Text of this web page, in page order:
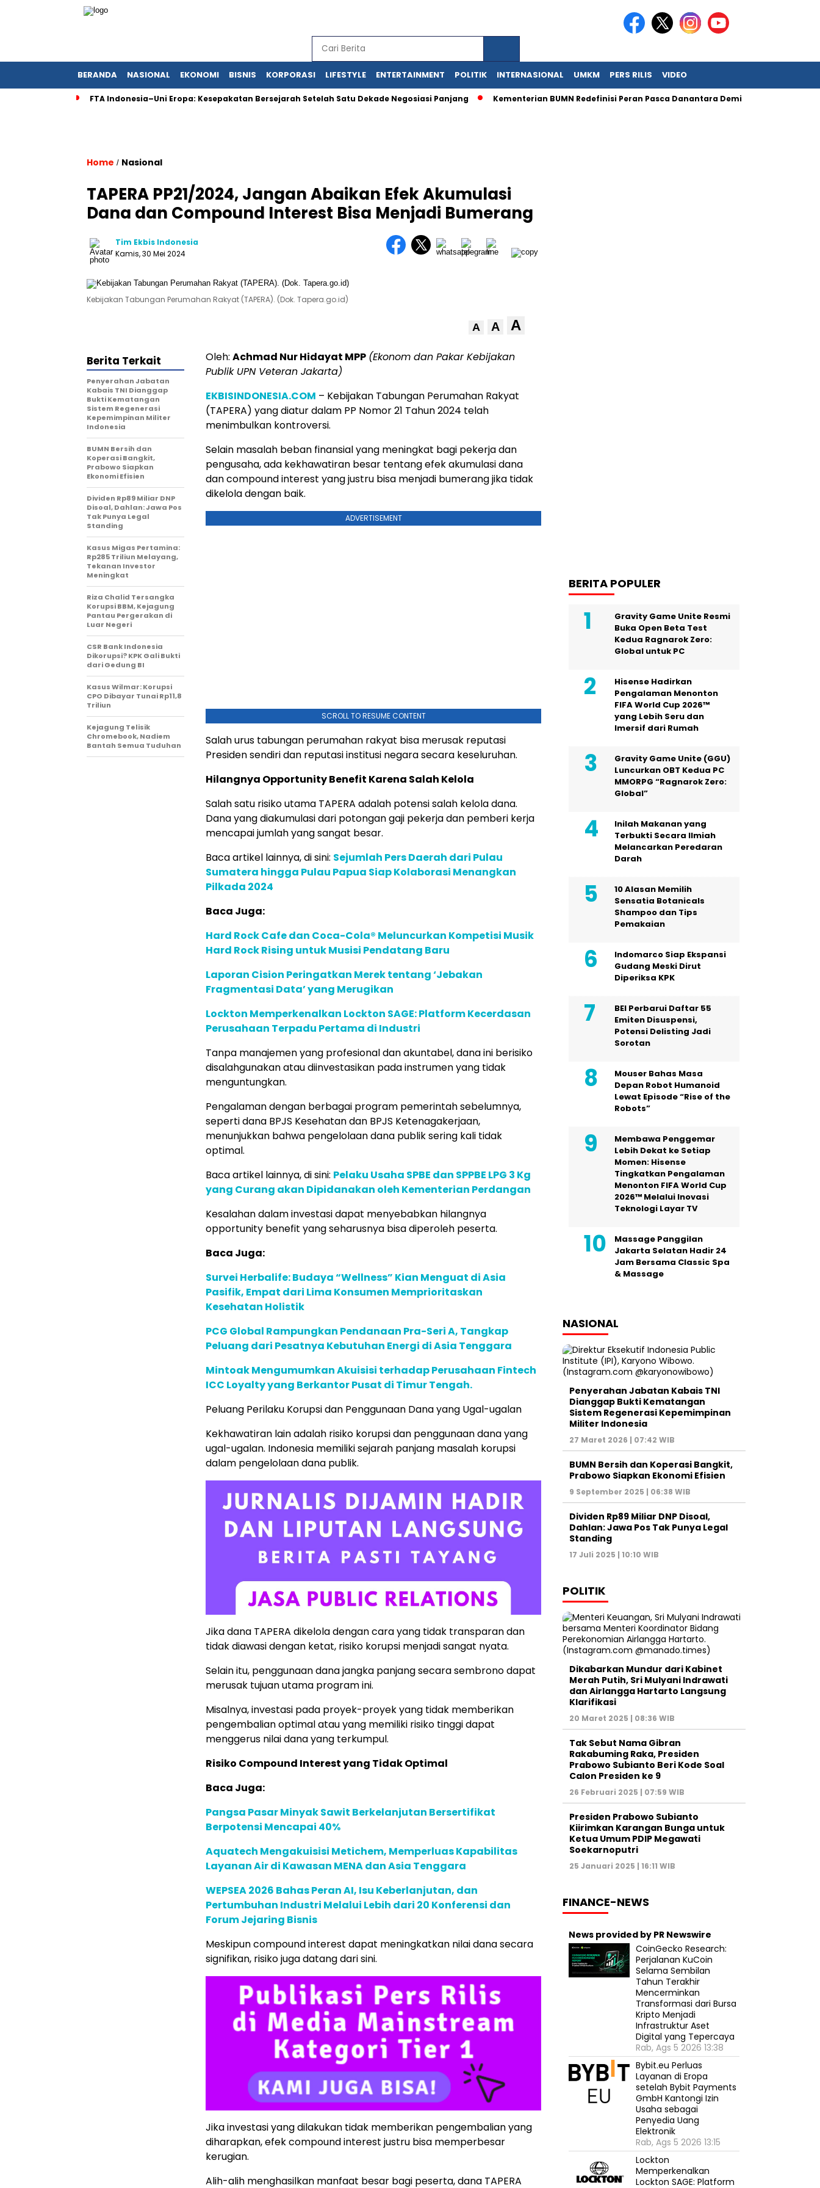
BERANDA NASIONAL EKONOMI BISNIS KORPORASI LIFESTYLE ENTERTAINMENT POLITIK INTERNASIONAL UMKM PERS RILIS VIDEO
FTA Indonesia–Uni Eropa: Kesepakatan Bersejarah Setelah Satu Dekade Negosiasi Panjang Kementerian BUMN Redefinisi Peran Pasca Danantara Demi Tata Kelola
Home / Nasional
TAPERA PP21/2024, Jangan Abaikan Efek Akumulasi
Dana dan Compound Interest Bisa Menjadi Bumerang
Tim Ekbis Indonesia
Kamis, 30 Mei 2024
Kebijakan Tabungan Perumahan Rakyat (TAPERA). (Dok. Tapera.go.id)
A A A
Oleh: Achmad Nur Hidayat MPP (Ekonom dan Pakar Kebijakan
Publik UPN Veteran Jakarta)
EKBISINDONESIA.COM – Kebijakan Tabungan Perumahan Rakyat
(TAPERA) yang diatur dalam PP Nomor 21 Tahun 2024 telah
menimbulkan kontroversi.
Selain masalah beban finansial yang meningkat bagi pekerja dan
pengusaha, ada kekhawatiran besar tentang efek akumulasi dana
dan compound interest yang justru bisa menjadi bumerang jika tidak
dikelola dengan baik.
ADVERTISEMENT
SCROLL TO RESUME CONTENT
Salah urus tabungan perumahan rakyat bisa merusak reputasi
Presiden sendiri dan reputasi institusi negara secara keseluruhan.
Hilangnya Opportunity Benefit Karena Salah Kelola
Salah satu risiko utama TAPERA adalah potensi salah kelola dana.
Dana yang diakumulasi dari potongan gaji pekerja dan pemberi kerja
mencapai jumlah yang sangat besar.
Baca artikel lainnya, di sini: Sejumlah Pers Daerah dari Pulau
Sumatera hingga Pulau Papua Siap Kolaborasi Menangkan
Pilkada 2024
Baca Juga:
Hard Rock Cafe dan Coca-Cola® Meluncurkan Kompetisi Musik
Hard Rock Rising untuk Musisi Pendatang Baru
Laporan Cision Peringatkan Merek tentang ‘Jebakan
Fragmentasi Data’ yang Merugikan
Lockton Memperkenalkan Lockton SAGE: Platform Kecerdasan
Perusahaan Terpadu Pertama di Industri
Tanpa manajemen yang profesional dan akuntabel, dana ini berisiko
disalahgunakan atau diinvestasikan pada instrumen yang tidak
menguntungkan.
Pengalaman dengan berbagai program pemerintah sebelumnya,
seperti dana BPJS Kesehatan dan BPJS Ketenagakerjaan,
menunjukkan bahwa pengelolaan dana publik sering kali tidak
optimal.
Baca artikel lainnya, di sini: Pelaku Usaha SPBE dan SPPBE LPG 3 Kg
yang Curang akan Dipidanakan oleh Kementerian Perdangan
Kesalahan dalam investasi dapat menyebabkan hilangnya
opportunity benefit yang seharusnya bisa diperoleh peserta.
Baca Juga:
Survei Herbalife: Budaya “Wellness” Kian Menguat di Asia
Pasifik, Empat dari Lima Konsumen Memprioritaskan
Kesehatan Holistik
PCG Global Rampungkan Pendanaan Pra-Seri A, Tangkap
Peluang dari Pesatnya Kebutuhan Energi di Asia Tenggara
Mintoak Mengumumkan Akuisisi terhadap Perusahaan Fintech
ICC Loyalty yang Berkantor Pusat di Timur Tengah.
Peluang Perilaku Korupsi dan Penggunaan Dana yang Ugal-ugalan
Kekhawatiran lain adalah risiko korupsi dan penggunaan dana yang
ugal-ugalan. Indonesia memiliki sejarah panjang masalah korupsi
dalam pengelolaan dana publik.
Jika dana TAPERA dikelola dengan cara yang tidak transparan dan
tidak diawasi dengan ketat, risiko korupsi menjadi sangat nyata.
Selain itu, penggunaan dana jangka panjang secara sembrono dapat
merusak tujuan utama program ini.
Misalnya, investasi pada proyek-proyek yang tidak memberikan
pengembalian optimal atau yang memiliki risiko tinggi dapat
menggerus nilai dana yang terkumpul.
Risiko Compound Interest yang Tidak Optimal
Baca Juga:
Pangsa Pasar Minyak Sawit Berkelanjutan Bersertifikat
Berpotensi Mencapai 40%
Aquatech Mengakuisisi Metichem, Memperluas Kapabilitas
Layanan Air di Kawasan MENA dan Asia Tenggara
WEPSEA 2026 Bahas Peran AI, Isu Keberlanjutan, dan
Pertumbuhan Industri Melalui Lebih dari 20 Konferensi dan
Forum Jejaring Bisnis
Meskipun compound interest dapat meningkatkan nilai dana secara
signifikan, risiko juga datang dari sini.
Jika investasi yang dilakukan tidak memberikan pengembalian yang
diharapkan, efek compound interest justru bisa memperbesar
kerugian.
Alih-alih menghasilkan manfaat besar bagi peserta, dana TAPERA
Berita Terkait
Penyerahan Jabatan
Kabais TNI Dianggap
Bukti Kematangan
Sistem Regenerasi
Kepemimpinan Militer
Indonesia
BUMN Bersih dan
Koperasi Bangkit,
Prabowo Siapkan
Ekonomi Efisien
Dividen Rp89 Miliar DNP
Disoal, Dahlan: Jawa Pos
Tak Punya Legal
Standing
Kasus Migas Pertamina:
Rp285 Triliun Melayang,
Tekanan Investor
Meningkat
Riza Chalid Tersangka
Korupsi BBM, Kejagung
Pantau Pergerakan di
Luar Negeri
CSR Bank Indonesia
Dikorupsi? KPK Gali Bukti
dari Gedung BI
Kasus Wilmar: Korupsi
CPO Dibayar Tunai Rp11,8
Triliun
Kejagung Telisik
Chromebook, Nadiem
Bantah Semua Tuduhan
BERITA POPULER
Gravity Game Unite Resmi
Buka Open Beta Test
Kedua Ragnarok Zero:
Global untuk PC
Hisense Hadirkan
Pengalaman Menonton
FIFA World Cup 2026™
yang Lebih Seru dan
Imersif dari Rumah
Gravity Game Unite (GGU)
Luncurkan OBT Kedua PC
MMORPG “Ragnarok Zero:
Global”
Inilah Makanan yang
Terbukti Secara Ilmiah
Melancarkan Peredaran
Darah
10 Alasan Memilih
Sensatia Botanicals
Shampoo dan Tips
Pemakaian
Indomarco Siap Ekspansi
Gudang Meski Dirut
Diperiksa KPK
BEI Perbarui Daftar 55
Emiten Disuspensi,
Potensi Delisting Jadi
Sorotan
Mouser Bahas Masa
Depan Robot Humanoid
Lewat Episode “Rise of the
Robots”
Membawa Penggemar
Lebih Dekat ke Setiap
Momen: Hisense
Tingkatkan Pengalaman
Menonton FIFA World Cup
2026™ Melalui Inovasi
Teknologi Layar TV
Massage Panggilan
Jakarta Selatan Hadir 24
Jam Bersama Classic Spa
& Massage
NASIONAL
Penyerahan Jabatan Kabais TNI
Dianggap Bukti Kematangan
Sistem Regenerasi Kepemimpinan
Militer Indonesia
27 Maret 2026 | 07:42 WIB
BUMN Bersih dan Koperasi Bangkit,
Prabowo Siapkan Ekonomi Efisien
9 September 2025 | 06:38 WIB
Dividen Rp89 Miliar DNP Disoal,
Dahlan: Jawa Pos Tak Punya Legal
Standing
17 Juli 2025 | 10:10 WIB
POLITIK
Dikabarkan Mundur dari Kabinet
Merah Putih, Sri Mulyani Indrawati
dan Airlangga Hartarto Langsung
Klarifikasi
20 Maret 2025 | 08:36 WIB
Tak Sebut Nama Gibran
Rakabuming Raka, Presiden
Prabowo Subianto Beri Kode Soal
Calon Presiden ke 9
26 Februari 2025 | 07:59 WIB
Presiden Prabowo Subianto
Kiirimkan Karangan Bunga untuk
Ketua Umum PDIP Megawati
Soekarnoputri
25 Januari 2025 | 16:11 WIB
FINANCE-NEWS
News provided by PR Newswire
CoinGecko Research:
Perjalanan KuCoin
Selama Sembilan
Tahun Terakhir
Mencerminkan
Transformasi dari Bursa
Kripto Menjadi
Infrastruktur Aset
Digital yang Tepercaya
Rab, Ags 5 2026 13:38
Bybit.eu Perluas
Layanan di Eropa
setelah Bybit Payments
GmbH Kantongi Izin
Usaha sebagai
Penyedia Uang
Elektronik
Rab, Ags 5 2026 13:15
Lockton
Memperkenalkan
Lockton SAGE: Platform